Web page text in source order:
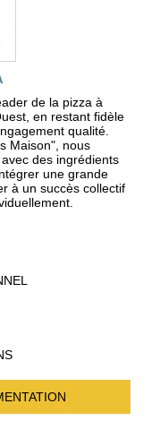
de la pizza à
en restant fidèle
qualité.
Maison", nous
des ingrédients
une grande
à un succès collectif